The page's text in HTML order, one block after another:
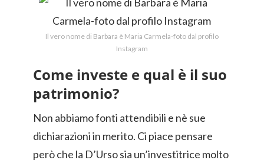
Il vero nome di Barbara è Maria Carmela-foto dal profilo
Instagram
Come investe e qual è il suo
patrimonio?
Non abbiamo fonti attendibili e nè sue
dichiarazioni in merito. Ci piace pensare
però che la D’Urso sia un’investitrice molto